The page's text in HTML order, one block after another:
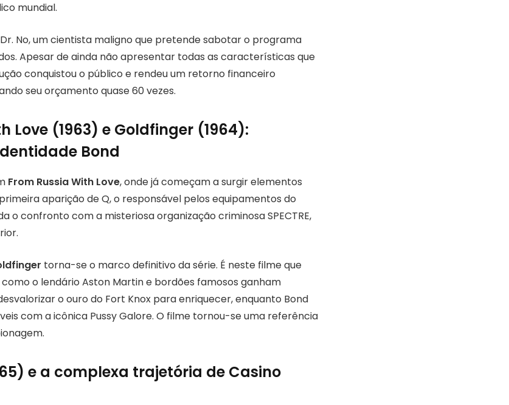
mundial.
No, um cientista maligno que pretende sabotar o programa
Apesar de ainda não apresentar todas as características que
conquistou o público e rendeu um retorno financeiro
seu orçamento quase 60 vezes.
Love (1963) e Goldfinger (1964):
Bond
From Russia With Love, onde já começam a surgir elementos
aparição de Q, o responsável pelos equipamentos do
o confronto com a misteriosa organização criminosa SPECTRE,
torna-se o marco definitivo da série. É neste filme que
o lendário Aston Martin e bordões famosos ganham
o ouro do Fort Knox para enriquecer, enquanto Bond
com a icônica Pussy Galore. O filme tornou-se uma referência
e a complexa trajetória de Casino